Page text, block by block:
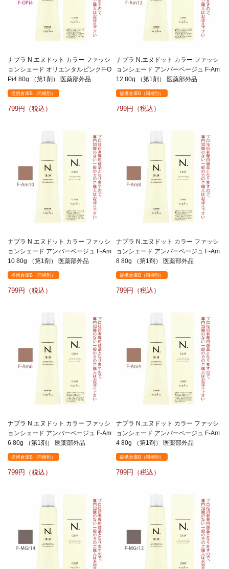
ナプラ N.エヌドット カラー ファッシ
ョンシェード オリエンタルピンクF-O
Pi4 80g （第1剤） 医薬部外品
提携倉庫B（同梱別）
799
ナプラ N.エヌドット カラー ファッシ
ョンシェード アンバーベージュ F-Am
12 80g （第1剤） 医薬部外品
提携倉庫B（同梱別）
799
ナプラ N.エヌドット カラー ファッシ
ョンシェード アンバーベージュ F-Am
10 80g （第1剤） 医薬部外品
提携倉庫B（同梱別）
799
ナプラ N.エヌドット カラー ファッシ
ョンシェード アンバーベージュ F-Am
8 80g （第1剤） 医薬部外品
提携倉庫B（同梱別）
799
ナプラ N.エヌドット カラー ファッシ
ョンシェード アンバーベージュ F-Am
6 80g （第1剤） 医薬部外品
提携倉庫B（同梱別）
799
ナプラ N.エヌドット カラー ファッシ
ョンシェード アンバーベージュ F-Am
4 80g （第1剤） 医薬部外品
提携倉庫B（同梱別）
799